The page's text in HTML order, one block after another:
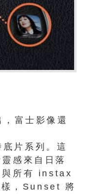
富士影像還
片系列。這
感來自日落
與所有 instax
，Sunset 將